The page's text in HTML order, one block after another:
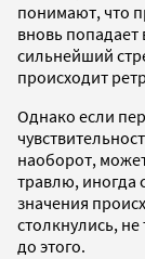
понимают, что
вновь
сильнейший
происходит
Однако если
наоборот,
травлю, иногда
значения
столкнулись,
до этого.